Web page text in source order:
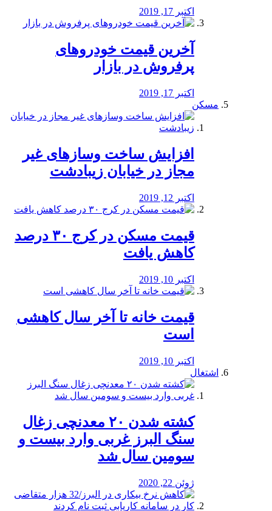
اکتبر 17, 2019
آخرین قیمت خودرو‌های
پرفروش در بازار
اکتبر 17, 2019
مسکن
افزایش ساخت وسازهای غیر
مجاز در خیابان زیبادشت
اکتبر 12, 2019
️قیمت مسکن در کرج ۳۰ درصد
کاهش یافت
اکتبر 10, 2019
قیمت خانه تا آخر سال کاهشی
است
اکتبر 10, 2019
اشتغال
کشته شدن ۲۰ معدنچی زغال
سنگ البرز غربی وارد بیست و
سومین سال شد
ژوئن 22, 2020